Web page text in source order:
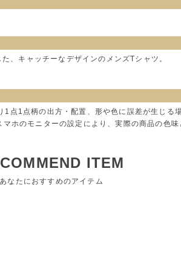
、キャッチーなデザインのメンズTシャツ。
点1点柄の出方・配置、形や色に誤差が生じ
ホのモニターの設定により、実際の商品の色
ITEM
あなたにおすすめのアイテム